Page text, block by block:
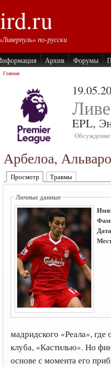
по-русски
Архив Форумы
Главная
EPL,
Арбелоа, Альваро
Просмотр Травмы
Личные данные
мадридского «Реала», где
клуба, «Кастилью». Но
основе с момента его